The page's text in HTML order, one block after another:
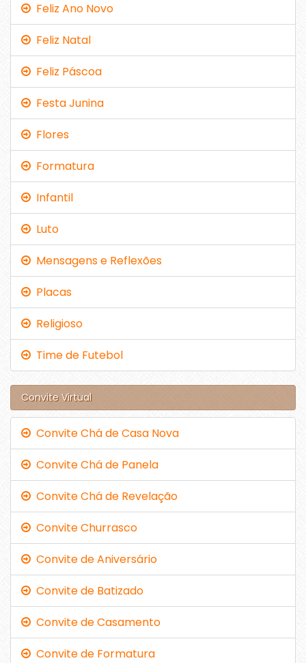
Feliz Ano Novo
Feliz Natal
Feliz Páscoa
Festa Junina
Flores
Formatura
Infantil
Luto
Mensagens e Reflexões
Placas
Religioso
Time de Futebol
Convite Virtual
Convite Chá de Casa Nova
Convite Chá de Panela
Convite Chá de Revelação
Convite Churrasco
Convite de Aniversário
Convite de Batizado
Convite de Casamento
Convite de Formatura